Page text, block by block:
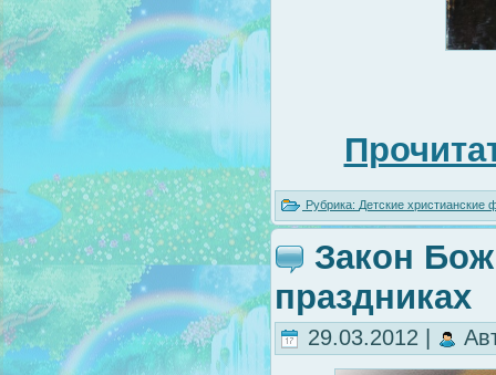
Рубрика: Детские христианские
Закон
праздниках
29.03.2012 |